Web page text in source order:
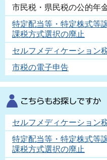
市民税・県民税の公的年
特定配当等・特定株式等
課税方式選択の廃止
セルフメディケーション
市税の電子申告
セルフメディケーション
特定配当等・特定株式等
課税方式選択の廃止